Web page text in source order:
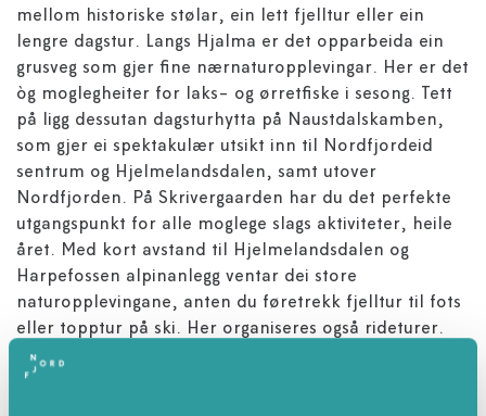
mellom historiske stølar, ein lett fjelltur eller ein
lengre dagstur. Langs Hjalma er det opparbeida ein
grusveg som gjer fine nærnaturopplevingar. Her er det
òg moglegheiter for laks- og ørretfiske i sesong. Tett
på ligg dessutan dagsturhytta på Naustdalskamben,
som gjer ei spektakulær utsikt inn til Nordfjordeid
sentrum og Hjelmelandsdalen, samt utover
Nordfjorden. På Skrivergaarden har du det perfekte
utgangspunkt for alle moglege slags aktiviteter, heile
året. Med kort avstand til Hjelmelandsdalen og
Harpefossen alpinanlegg ventar dei store
naturopplevingane, anten du føretrekk fjelltur til fots
eller topptur på ski. Her organiseres også rideturer.
Skrivergaarden har gjennom mange år husa kultur, og